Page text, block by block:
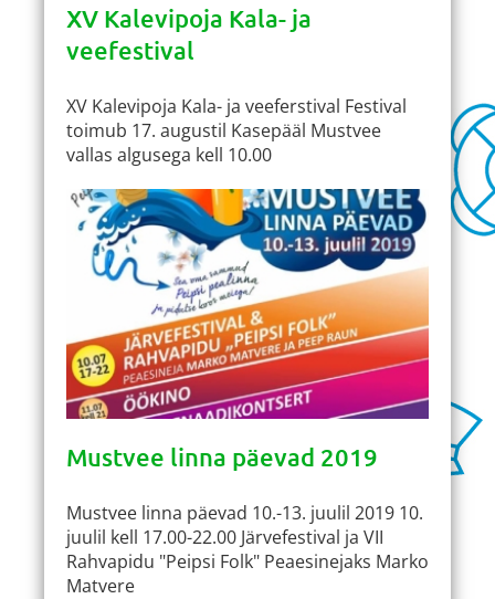
XV Kalevipoja Kala- ja
veefestival
XV Kalevipoja Kala- ja veeferstival Festival
toimub 17. augustil Kasepääl Mustvee
vallas algusega kell 10.00
Mustvee linna päevad 2019
Mustvee linna päevad 10.-13. juulil 2019 10.
juulil kell 17.00-22.00 Järvefestival ja VII
Rahvapidu "Peipsi Folk" Peaesinejaks Marko
Matvere